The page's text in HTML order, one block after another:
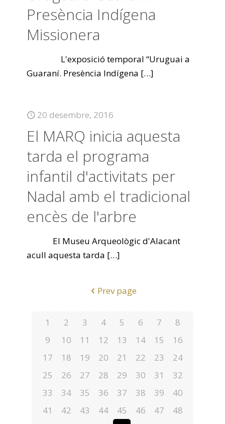
Presència Indígena
Missionera
L'exposició temporal “Uruguai a
Guaraní. Presència Indígena […]
20 desembre, 2016
El MARQ inicia aquesta
tarda el programa
infantil d'activitats per
Nadal amb el tradicional
encès de l'arbre
El Museu Arqueològic d'Alacant
acull aquesta tarda […]
Prev page
1 2 3 4 5 6 7
8
9
10 11 12 13 14 15
16
17
18 19 20 21 22 23
24
25
26 27 28 29 30 31
32
33
34 35 36 37 38 39
40
41
42 43 44 45 46 47
48